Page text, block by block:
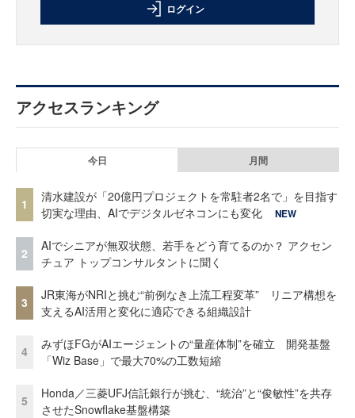
ログイン
アクセスランキング
今日 月間
1
清水建設が「20億円プロジェクトを常駐者2名で」を目指す
切実な理由、AIでデジタルゼネコンにも変化
NEW
2
AIでシニアが無双状態、若手をどう育てるのか？ アクセン
チュア トップコンサルタントに聞く
3
JR東海がNRIと挑む“前例なき上流工程変革” リニア構想を
支えるAI活用と変化に適応できる組織設計
4
みずほFGがAIエージェントの“量産体制”を確立 開発基盤
「Wiz Base」で最大70%の工数短縮
5
Honda／三菱UFJ信託銀行が挑む、“統治”と“俊敏性”を共存
させたSnowflake基盤構築